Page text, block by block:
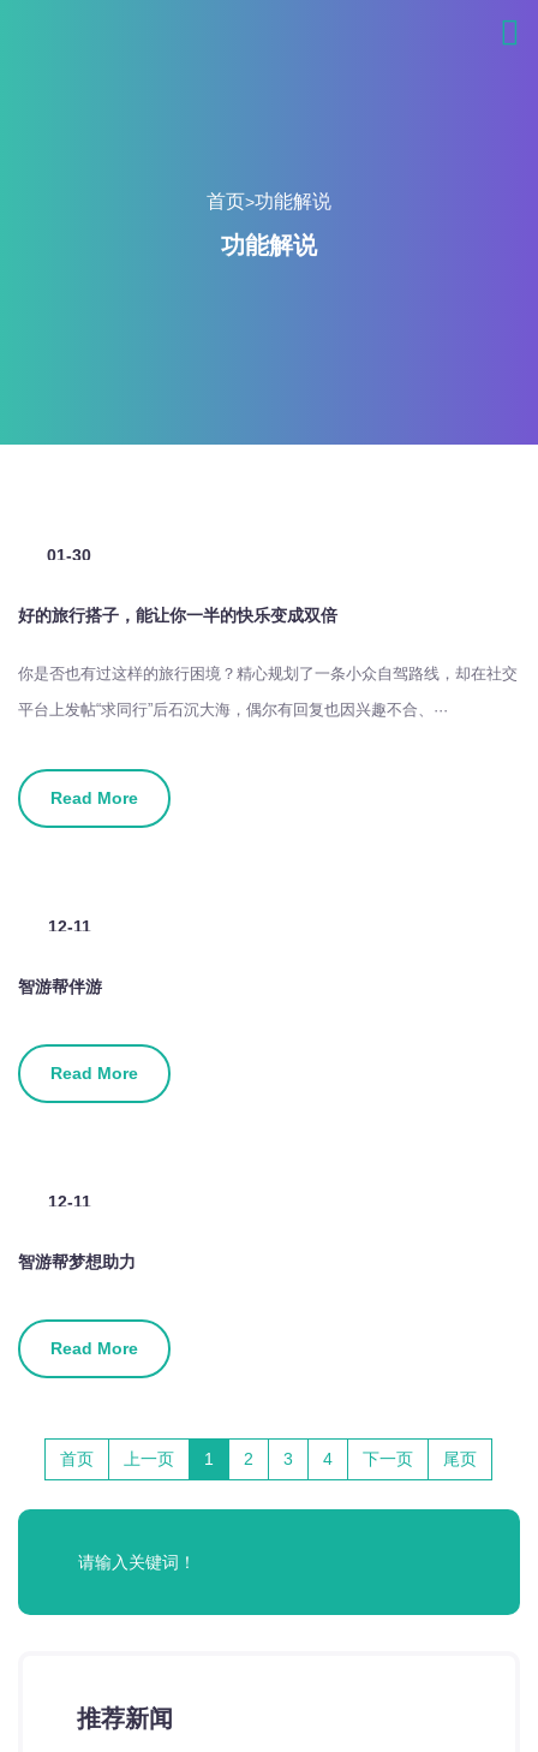
首页>功能解说
功能解说
01-30
好的旅行搭子，能让你一半的快乐变成双倍
你是否也有过这样的旅行困境？精心规划了一条小众自驾路线，却在社交
平台上发帖“求同行”后石沉大海，偶尔有回复也因兴趣不合、···
Read More
12-11
智游帮伴游
Read More
12-11
智游帮梦想助力
Read More
首页 上一页 1 2 3 4 下一页 尾页
推荐新闻